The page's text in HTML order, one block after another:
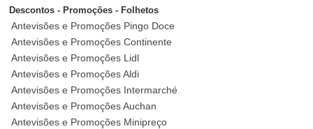
Descontos - Promoções - Folhetos
Antevisões e Promoções Pingo Doce
Antevisões e Promoções Continente
Antevisões e Promoções Lidl
Antevisões e Promoções Aldi
Antevisões e Promoções Intermarché
Antevisões e Promoções Auchan
Antevisões e Promoções Minipreço